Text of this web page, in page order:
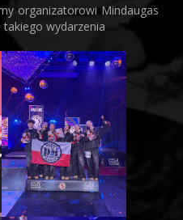
organizatorowi Mindaugas
wydarzenia